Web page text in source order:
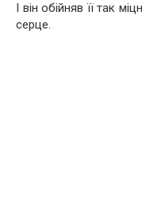
І він обійняв її так
серце.